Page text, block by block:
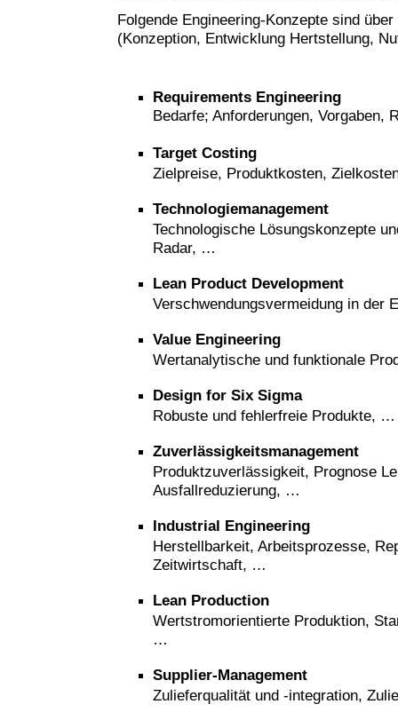
Folgende Engineering-Konzepte sind
(Konzeption, Entwicklung Hertstellung,
Requirements Engineering
Bedarfe; Anforderungen, Vorgaben,
Target Costing
Zielpreise, Produktkosten,
Technologiemanagement
Technologische Lösungskonzepte
Radar, …
Lean Product Development
Verschwendungsvermeidung in der
Value Engineering
Wertanalytische und funktionale
Design for Six Sigma
Robuste und fehlerfreie Produkte, …
Zuverlässigkeitsmanagement
Produktzuverlässigkeit, Prognose
Ausfallreduzierung, …
Industrial Engineering
Herstellbarkeit, Arbeitsprozesse,
Zeitwirtschaft, …
Lean Production
Wertstromorientierte Produktion,
Supplier-Management
Zulieferqualität und -integration,